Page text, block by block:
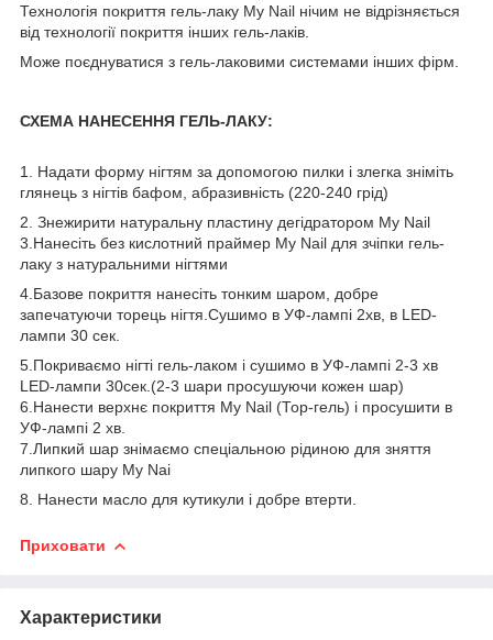
Технологія покриття гель-лаку My Nail нічим не відрізняється
від технології покриття інших гель-лаків.
Може поєднуватися з гель-лаковими системами інших фірм.
СХЕМА НАНЕСЕННЯ ГЕЛЬ-ЛАКУ:
1. Надати форму нігтям за допомогою пилки і злегка зніміть
глянець з нігтів бафом, абразивність (220-240 грід)
2. Знежирити натуральну пластину дегідратором My Nail
3.Нанесіть без кислотний праймер My Nail для зчіпки гель-
лаку з натуральними нігтями
4.Базове покриття нанесіть тонким шаром, добре
запечатуючи торець нігтя.Сушимо в УФ-лампі 2хв, в LED-
лампи 30 сек.
5.Покриваємо нігті гель-лаком і сушимо в УФ-лампі 2-3 хв
LED-лампи 30сек.(2-3 шари просушуючи кожен шар)
6.Нанести верхнє покриття My Nail (Тор-гель) і просушити в
УФ-лампі 2 хв.
7.Липкий шар знімаємо спеціальною рідиною для зняття
липкого шару My Nai
8. Нанести масло для кутикули і добре втерти.
Приховати
Характеристики